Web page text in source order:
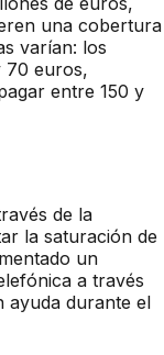
una cobertura
varían: los
70 euros,
entre 150 y
de la
la saturación de
un
a través
ayuda durante el